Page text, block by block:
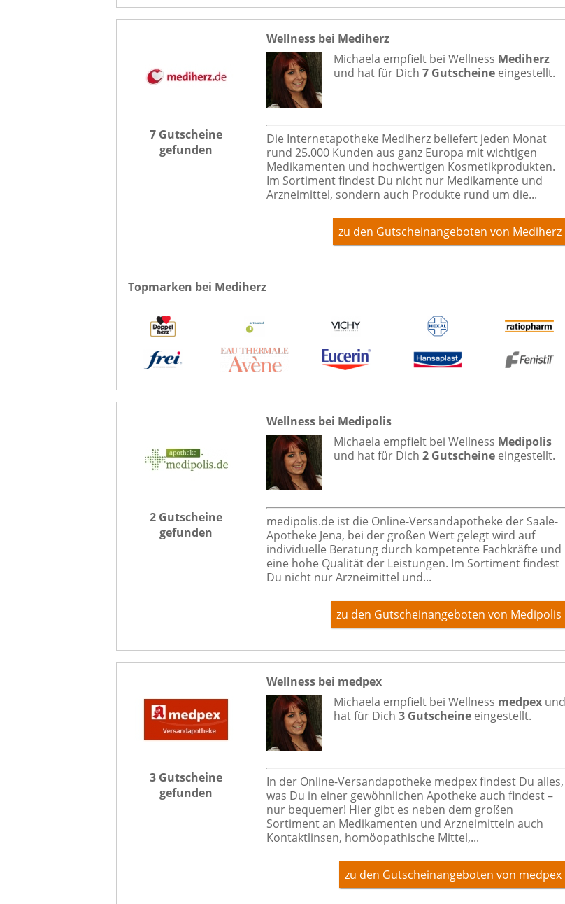
7 Gutscheine
gefunden
Wellness bei Mediherz
Michaela empfielt bei Wellness Mediherz
und hat für Dich 7 Gutscheineeingestellt.
Die Internetapotheke Mediherz beliefert jeden Monat
rund 25.000 Kunden aus ganz Europa mit wichtigen
Medikamenten und hochwertigen Kosmetikprodukten.
Im Sortiment findest Du nicht nur Medikamente und
Arzneimittel, sondern auch Produkte rund um die...
zu den Gutscheinangeboten von Mediherz
Topmarken bei Mediherz
2 Gutscheine
gefunden
Wellness bei Medipolis
Michaela empfielt bei Wellness Medipolis
und hat für Dich 2 Gutscheineeingestellt.
medipolis.de ist die Online-Versandapotheke der Saale-
Apotheke Jena, bei der großen Wert gelegt wird auf
individuelle Beratung durch kompetente Fachkräfte und
eine hohe Qualität der Leistungen. Im Sortiment findest
Du nicht nur Arzneimittel und...
zu den Gutscheinangeboten von Medipolis
3 Gutscheine
gefunden
Wellness bei medpex
Michaela empfielt bei Wellness medpexund
hat für Dich 3 Gutscheineeingestellt.
In der Online-Versandapotheke medpex findest Du alles,
was Du in einer gewöhnlichen Apotheke auch findest –
nur bequemer! Hier gibt es neben dem großen
Sortiment an Medikamenten und Arzneimitteln auch
Kontaktlinsen, homöopathische Mittel,...
zu den Gutscheinangeboten von medpex